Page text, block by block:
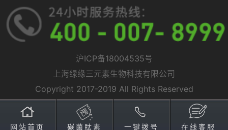
沪ICP备18004535号
上海绿缘三元素生物科技有限公司
Copyright 2017-2019 All Rights Reserved
网站首页 碳菌肽素 一键拨号 在线客服